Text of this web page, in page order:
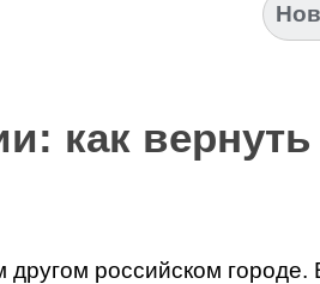
как
российском городе.